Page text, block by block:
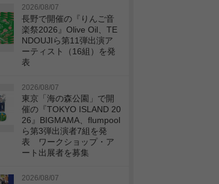
2026/08/07
長野で開催の『りんご音
楽祭2026』Olive Oil、TE
NDOUJIら第11弾出演ア
ーティスト（16組）を発
表
2026/08/07
東京「海の森公園」で開
催の『TOKYO ISLAND 20
26』BIGMAMA、flumpool
ら第3弾出演者7組を発
表 ワークショップ・ア
ート出展者を募集
2026/08/07